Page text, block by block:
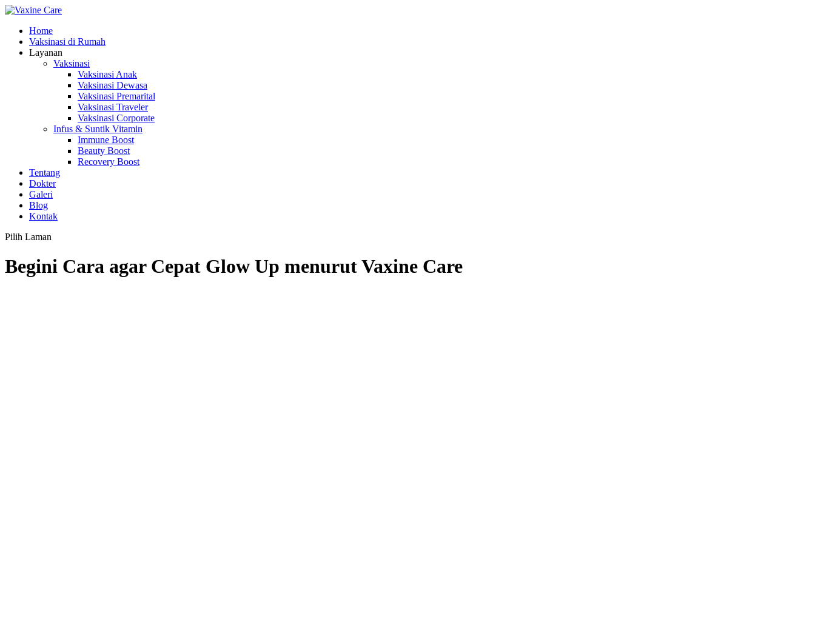
Home
Vaksinasi di Rumah
Layanan
Vaksinasi
Vaksinasi Anak
Vaksinasi Dewasa
Vaksinasi Premarital
Vaksinasi Traveler
Vaksinasi Corporate
Infus & Suntik Vitamin
Immune Boost
Beauty Boost
Recovery Boost
Tentang
Dokter
Galeri
Blog
Kontak
Pilih Laman
Begini Cara agar Cepat Glow Up menurut Vaxine Care